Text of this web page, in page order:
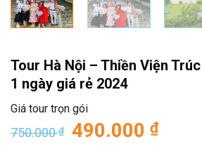
Tour Hà Nội – Thiền Viện
1 ngày giá rẻ 2024
Giá tour trọn gói
750.000₫ 490.000₫